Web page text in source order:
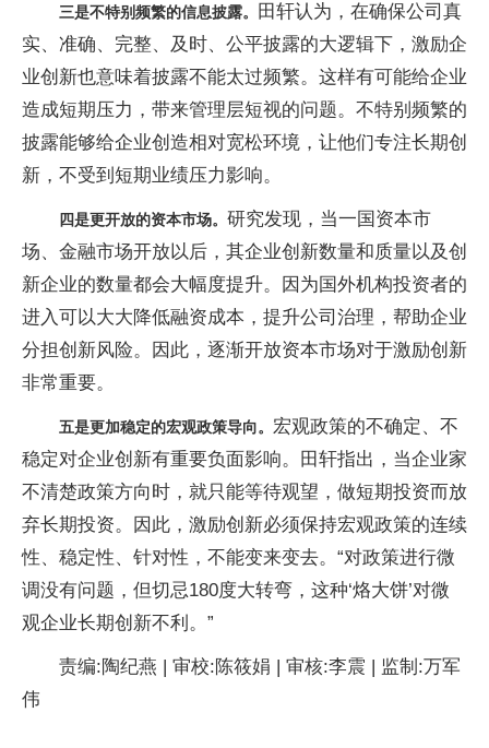
三是不特别频繁的信息披露。
田轩认为，在确保公司真
实、准确、完整、及时、公平披露的大逻辑下，激励企
业创新也意味着披露不能太过频繁。这样有可能给企业
造成短期压力，带来管理层短视的问题。不特别频繁的
披露能够给企业创造相对宽松环境，让他们专注长期创
新，不受到短期业绩压力影响。
四是更开放的资本市场。 研究发现，当一国资本市
场、金融市场开放以后，其企业创新数量和质量以及创
新企业的数量都会大幅度提升。因为国外机构投资者的
进入可以大大降低融资成本，提升公司治理，帮助企业
分担创新风险。因此，逐渐开放资本市场对于激励创新
非常重要。
五是更加稳定的宏观政策导向。 宏观政策的不确定、不
稳定对企业创新有重要负面影响。田轩指出，当企业家
不清楚政策方向时，就只能等待观望，做短期投资而放
弃长期投资。因此，激励创新必须保持宏观政策的连续
性、稳定性、针对性，不能变来变去。“对政策进行微
调没有问题，但切忌180度大转弯，这种‘烙大饼’对微
观企业长期创新不利。”
责编:陶纪燕 | 审校:陈筱娟 | 审核:李震 | 监制:万军
伟